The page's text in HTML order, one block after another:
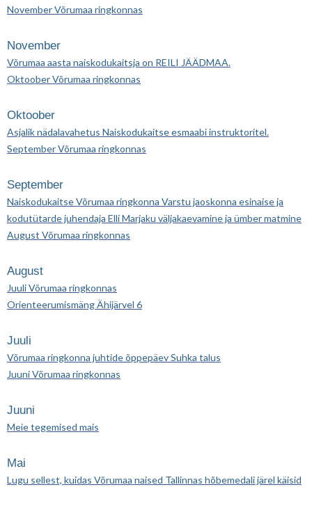
November Võrumaa ringkonnas
November
Võrumaa aasta naiskodukaitsja on REILI JÄÄDMAA.
Oktoober Võrumaa ringkonnas
Oktoober
Asjalik nädalavahetus Naiskodukaitse esmaabi instruktoritel.
September Võrumaa ringkonnas
September
Naiskodukaitse Võrumaa ringkonna Varstu jaoskonna esinaise ja
kodutütarde juhendaja Elli Marjaku väljakaevamine ja ümber matmine
August Võrumaa ringkonnas
August
Juuli Võrumaa ringkonnas
Orienteerumismäng Ähijärvel 6
Juuli
Võrumaa ringkonna juhtide õppepäev Suhka talus
Juuni Võrumaa ringkonnas
Juuni
Meie tegemised mais
Mai
Lugu sellest, kuidas Võrumaa naised Tallinnas hõbemedali järel käisid